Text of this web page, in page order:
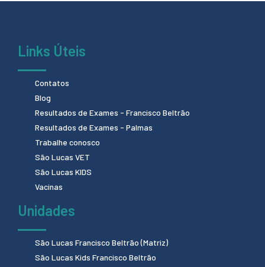
Links Úteis
Contatos
Blog
Resultados de Exames - Francisco Beltrão
Resultados de Exames - Palmas
Trabalhe conosco
São Lucas VET
São Lucas KIDS
Vacinas
Unidades
São Lucas Francisco Beltrão (Matriz)
São Lucas Kids Francisco Beltrão